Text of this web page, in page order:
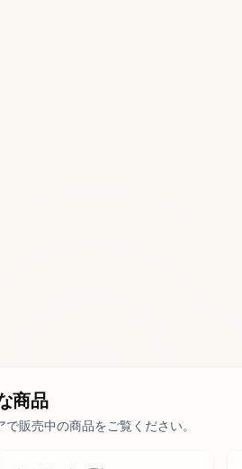
商品
販売中の商品をご覧ください。